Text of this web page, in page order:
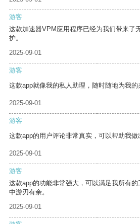
游客
这款加速器VPM应用程序已经为我们带来了
护。
2025-09-01
游客
这款app就像我的私人助理，随时随地为我的
2025-09-01
游客
这款app的用户评论非常真实，可以帮助我做
2025-09-01
游客
这款app的功能非常强大，可以满足我所有
中游刃有余。
2025-09-01